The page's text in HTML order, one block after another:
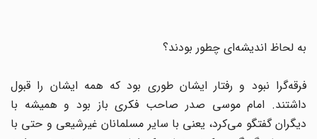
به لحاظ اندیشه‌ای چطور بودند؟
فرقه‌گرا نبود و رفتار ایشان طوری بود که همه ایشان را قبول
داشتند. امام موسی صدر صاحب فکری باز بود و همیشه با
دیگران گفتگو می‌کرد، یعنی با سایر مسلمانان غیرشیعی و حتی با